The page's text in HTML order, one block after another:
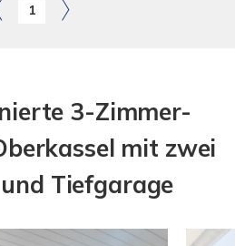
1
3-Zimmer-
mit zwei
Tiefgarage